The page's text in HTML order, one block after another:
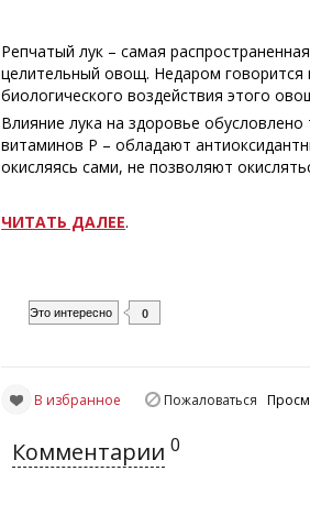
Репчатый лук – самая
целительный овощ. Недаром говорится
биологического воздействия этого
Влияние лука на здоровье
витаминов Р – обладают
окисляясь сами, не позволяют
ЧИТАТЬ ДАЛЕЕ.
Это интересно 0
В избранное Пожаловаться
Комментарии 0